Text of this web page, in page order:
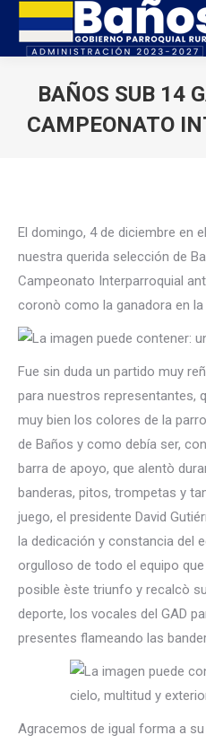
BAÑOS SUB 14
CAMPEONATO
El domingo, 4 de diciembre en
nuestra querida selección de
Campeonato Interparroquial
coronò como la ganadora en
Fue sin duda un partido muy
para nuestros representantes,
muy bien los colores de la
de Baños y como debía ser,
barra de apoyo, que alentò
banderas, pitos, trompetas y
juego, el presidente David
la dedicación y constancia del
orgulloso de todo el equipo
posible èste triunfo y recalcò
deporte, los vocales del GAD
presentes flameando las
Agracemos de igual forma a